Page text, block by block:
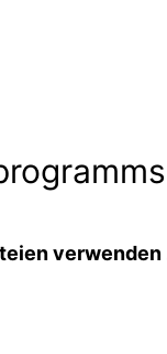
verwenden